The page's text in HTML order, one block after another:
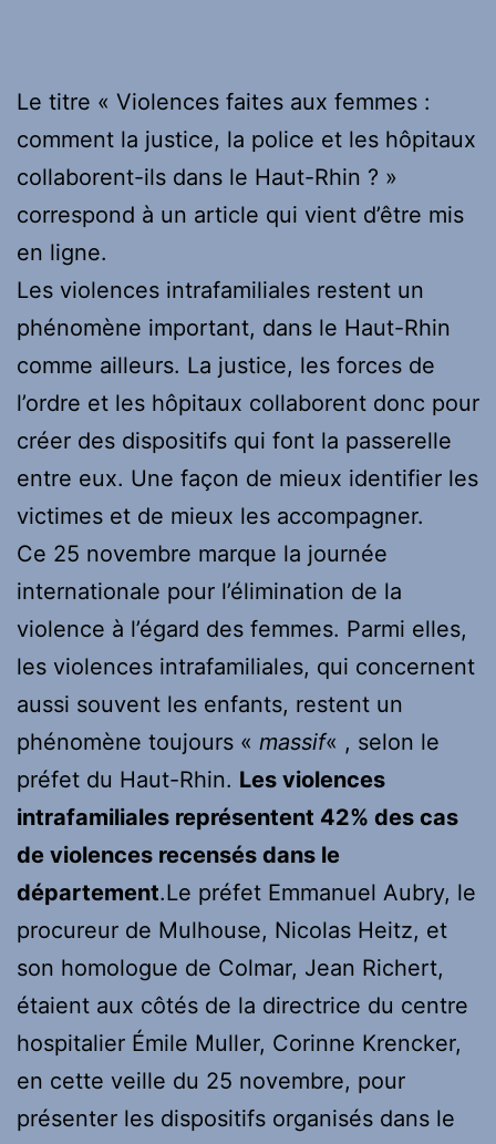
Le titre « Violences faites aux femmes :
comment la justice, la police et les hôpitaux
collaborent-ils dans le Haut-Rhin ? »
correspond à un article qui vient d’être mis
en ligne.
Les violences intrafamiliales restent un
phénomène important, dans le Haut-Rhin
comme ailleurs. La justice, les forces de
l’ordre et les hôpitaux collaborent donc pour
créer des dispositifs qui font la passerelle
entre eux. Une façon de mieux identifier les
victimes et de mieux les accompagner.
Ce 25 novembre marque la journée
internationale pour l’élimination de la
violence à l’égard des femmes. Parmi elles,
les violences intrafamiliales, qui concernent
aussi souvent les enfants, restent un
phénomène toujours « massif« , selon le
préfet du Haut-Rhin. Les violences
intrafamiliales représentent 42% des cas
de violences recensés dans le
département.Le préfet Emmanuel Aubry, le
procureur de Mulhouse, Nicolas Heitz, et
son homologue de Colmar, Jean Richert,
étaient aux côtés de la directrice du centre
hospitalier Émile Muller, Corinne Krencker,
en cette veille du 25 novembre, pour
présenter les dispositifs organisés dans le